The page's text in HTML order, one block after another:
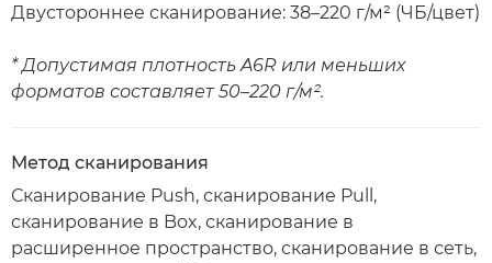
Двустороннее сканирование: 38–220 г/м² (ЧБ/цвет)
* Допустимая плотность A6R или меньших
форматов составляет 50–220 г/м².
Метод сканирования
Сканирование Push, сканирование Pull,
сканирование в Box, сканирование в
расширенное пространство, сканирование в сеть,